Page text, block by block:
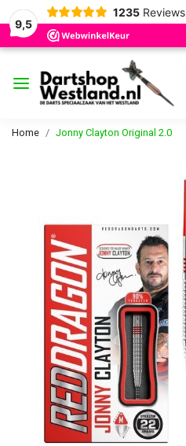
9,5
1235 Reviews
Home Jonny Clayton Original 2.0
Vorige